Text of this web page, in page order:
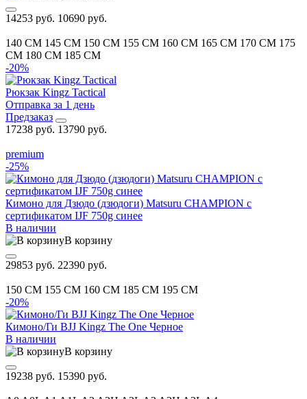
14253 руб. 10690 руб.
140 CM 145 CM 150 CM 155 CM 160 CM 165 CM 170 CM 175
CM 180 CM 185 CM
-20%
Рюкзак Kingz Tactical
Отправка за 1 день
Предзаказ
17238 руб. 13790 руб.
premium
-25%
Кимоно для Дзюдо (дзюдоги) Matsuru CHAMPION с
сертификатом IJF 750g синее
В наличии
В корзину
29853 руб. 22390 руб.
150 CM 155 CM 160 CM 185 CM 195 CM
-20%
Кимоно/Ги BJJ Kingz The One Черное
В наличии
В корзину
19238 руб. 15390 руб.